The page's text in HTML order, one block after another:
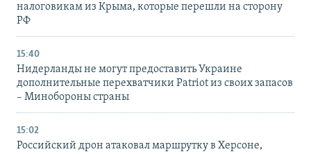
налоговикам из Крыма, которые перешли на сторону
РФ
15:40
Нидерланды не могут предоставить Украине
дополнительные перехватчики Patriot из своих запасов
– Минобороны страны
15:02
Российский дрон атаковал маршрутку в Херсоне,